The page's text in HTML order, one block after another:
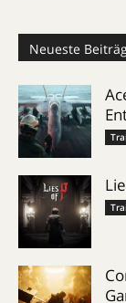
Neueste